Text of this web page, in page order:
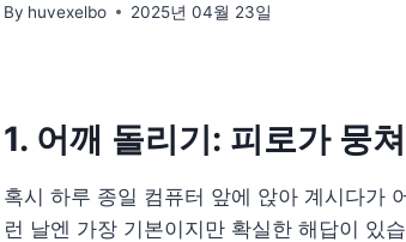
By huvexelbo 2025년 04월 23일
1. 어깨 돌리기: 피로가 뭉
혹시 하루 종일 컴퓨터 앞에 앉아 계시다가
런 날엔 가장 기본이지만 확실한 해답이 있